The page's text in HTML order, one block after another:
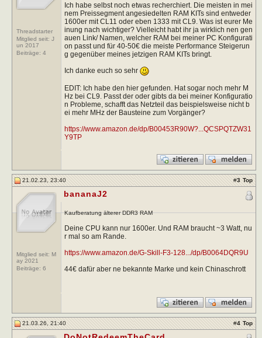
Threadstarter
Mitglied seit: J
un 2017
Beiträge: 4
Ich habe selbst noch etwas recherchiert. Die meisten in mei
nem Preissegment angesiedelten RAM KITs sind entweder
1600er mit CL11 oder eben 1333 mit CL9. Was ist eurer Me
inung nach wichtiger? Vielleicht habt ihr ja wirklich nen gen
auen Link/ Namen, welcher RAM bei meiner PC Konfigurati
on passt und für 40-50€ die meiste Performance Steigerun
g gegenüber meines jetzigen RAM KITs bringt.
Ich danke euch so sehr
EDIT: Ich habe den hier gefunden. Hat sogar noch mehr M
Hz bei CL9. Passt der oder gibts da bei meiner Konfiguratio
n Probleme, schafft das Netzteil das beispielsweise nicht b
ei mehr MHz der Bausteine zum Vorgänger?
https://www.amazon.de/dp/B00453R90W?...QCSPQTZW31
Y9TP
21.02.23, 23:40 #3 Top
Mitglied seit: M
ay 2021
Beiträge: 6
bananaJ2
Kaufberatung älterer DDR3 RAM
Deine CPU kann nur 1600er. Und RAM braucht ~3 Watt, nu
r mal so am Rande.
https://www.amazon.de/G-Skill-F3-128.../dp/B0064DQR9U
44€ dafür aber ne bekannte Marke und kein Chinaschrott
21.03.26, 21:40 #4 Top